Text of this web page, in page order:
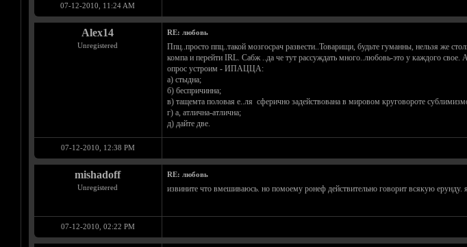
07-12-2010, 11:24 AM
Alex14
Unregistered
RE: любовь
Ппц..просто ппц..такой мозгосрач развести..Товарищи, будьте гуманны, нельзя же
компа и перейти IRL. Сабж ..да че тут рассуждать много..любовь-это у каждого
опрос устроим - ИПАЦЦА:
а) стыдна;
б) беспричинна;
в) тащемта половая е..ля сферично задействована в мировом круговороте
г) а, атлична-атлична;
д) дайте две.
07-12-2010, 12:38 PM
mishadoff
Unregistered
RE: любовь
извините что вмешиваюсь. но помоему ронеф действительно говорит всякую
07-12-2010, 02:22 PM